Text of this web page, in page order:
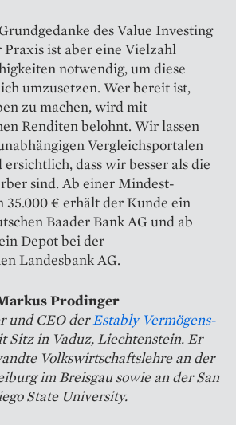
des Value Investing
Praxis ist aber eine Vielzahl
notwendig, um diese
umzusetzen. Wer bereit ist,
zu machen, wird mit
Renditen belohnt. Wir lassen
Vergleichsportalen
dass wir besser als die
sind. Ab einer Mindest­
35.000 € erhält der Kunde ein
Baader Bank AG und ab
Depot bei der
Landesbank AG.
Prodinger
und CEO derEstably Vermögens­
Sitz in Vaduz, Liech­tenstein. Er
Volkswirtschaftslehre an der
im Breisgau sowie an der San
State University.